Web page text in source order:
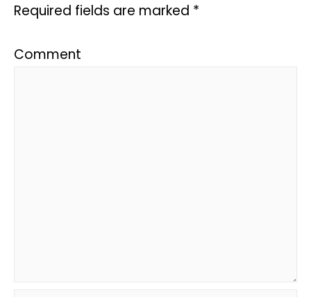
Required fields are marked *
Comment